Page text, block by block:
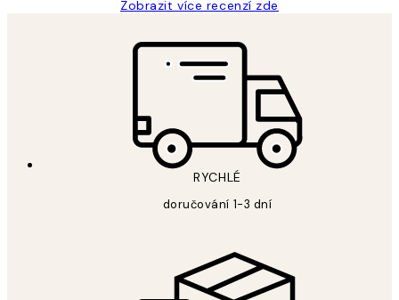
Zobrazit více recenzí zde
RYCHLÉ
doručování 1-3 dní